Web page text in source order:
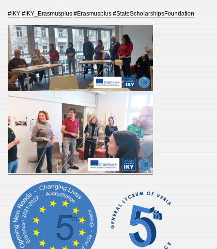
#IKY #IKY_Erasmusplus #Erasmusplus #StateScholarshipsFoundation